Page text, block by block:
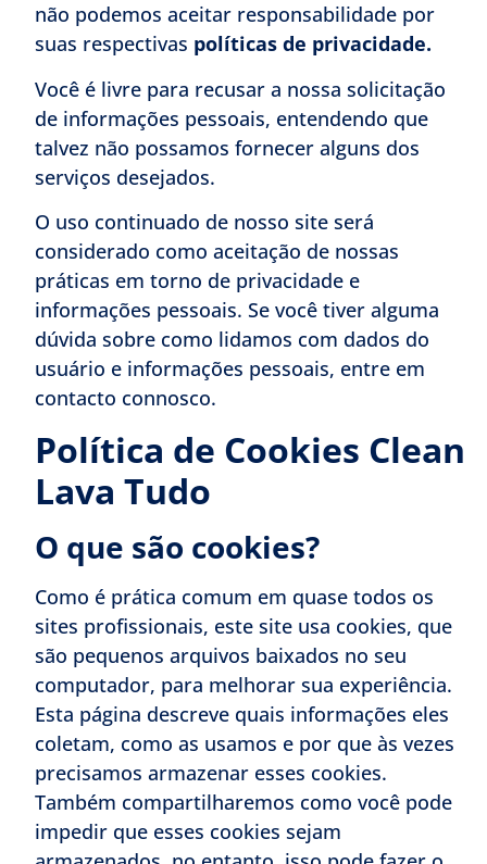
não podemos aceitar responsabilidade por
suas respectivas políticas de privacidade.
Você é livre para recusar a nossa solicitação
de informações pessoais, entendendo que
talvez não possamos fornecer alguns dos
serviços desejados.
O uso continuado de nosso site será
considerado como aceitação de nossas
práticas em torno de privacidade e
informações pessoais. Se você tiver alguma
dúvida sobre como lidamos com dados do
usuário e informações pessoais, entre em
contacto connosco.
Política de Cookies Clean
Lava Tudo
O que são cookies?
Como é prática comum em quase todos os
sites profissionais, este site usa cookies, que
são pequenos arquivos baixados no seu
computador, para melhorar sua experiência.
Esta página descreve quais informações eles
coletam, como as usamos e por que às vezes
precisamos armazenar esses cookies.
Também compartilharemos como você pode
impedir que esses cookies sejam